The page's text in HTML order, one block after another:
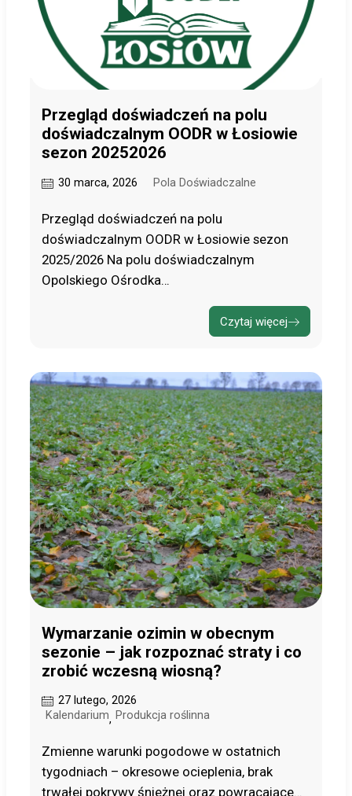
Przegląd doświadczeń na polu
doświadczalnym OODR w Łosiowie
sezon 20252026
30 marca, 2026 Pola Doświadczalne
Przegląd doświadczeń na polu
doświadczalnym OODR w Łosiowie sezon
2025/2026 Na polu doświadczalnym
Opolskiego Ośrodka…
Czytaj więcej
Wymarzanie ozimin w obecnym
sezonie – jak rozpoznać straty i co
zrobić wczesną wiosną?
27 lutego, 2026
Kalendarium, Produkcja roślinna
Zmienne warunki pogodowe w ostatnich
tygodniach – okresowe ocieplenia, brak
trwałej pokrywy śnieżnej oraz powracające…